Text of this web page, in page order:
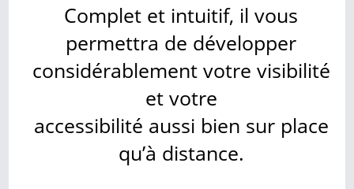
Complet et intuitif, il vous
permettra de développer
considérablement votre visibilité
et votre
accessibilité aussi bien sur place
qu’à distance.